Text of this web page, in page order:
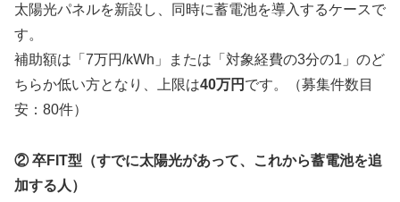
太陽光パネルを新設し、同時に蓄電池を導入するケースで
す。
補助額は「7万円/kWh」または「対象経費の3分の1」のど
ちらか低い方となり、上限は40万円 です。（募集件数目
安：80件）
② 卒FIT型（すでに太陽光があって、これから蓄電池を追
加する人）